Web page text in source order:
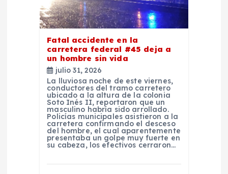
Fatal accidente en la
carretera federal #45 deja a
un hombre sin vida
julio 31, 2026
La lluviosa noche de este viernes,
conductores del tramo carretero
ubicado a la altura de la colonia
Soto Inés II, reportaron que un
masculino habría sido arrollado.
Policías municipales asistieron a la
carretera confirmando el desceso
del hombre, el cual aparentemente
presentaba un golpe muy fuerte en
su cabeza, los efectivos cerraron…